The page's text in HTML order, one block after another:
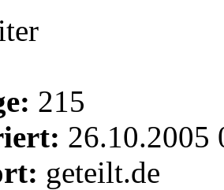
215
26.10.2005
geteilt.de